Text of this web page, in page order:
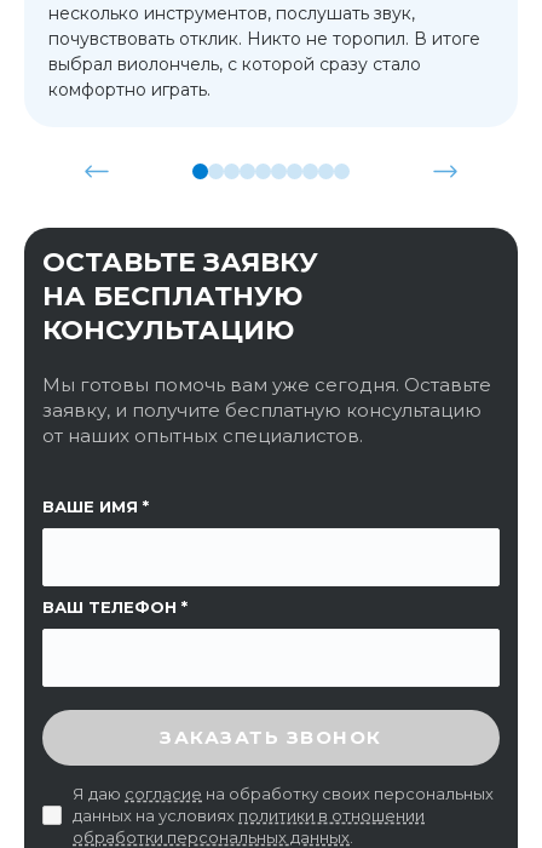
несколько инструментов, послушать звук,
почувствовать отклик. Никто не торопил. В итоге
выбрал виолончель, с которой сразу стало
комфортно играть.
ОСТАВЬТЕ ЗАЯВКУ
НА БЕСПЛАТНУЮ
КОНСУЛЬТАЦИЮ
Мы готовы помочь вам уже сегодня. Оставьте
заявку, и получите бесплатную консультацию
от наших опытных специалистов.
ВАШЕ ИМЯ
ВАШ ТЕЛЕФОН
ССЫЛКА НА СТРАНИЦУ
ВВЕДИТЕ ПРОВЕРОЧНЫЙ КОД
ЗАКАЗАТЬ ЗВОНОК
Я даю согласие на обработку своих персональных
данных на условиях политики в отношении
обработки персональных данных